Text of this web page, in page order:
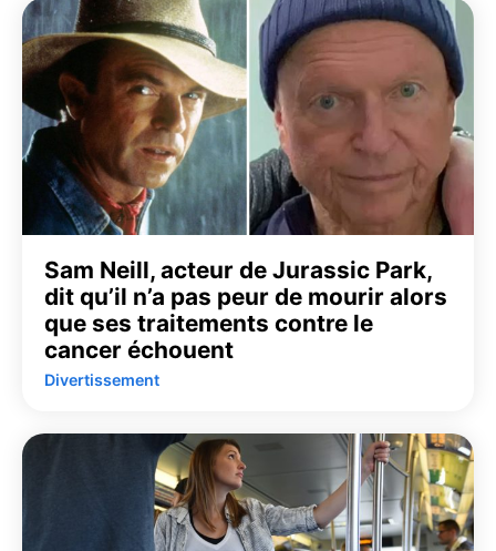
Sam Neill, acteur de Jurassic Park,
dit qu’il n’a pas peur de mourir alors
que ses traitements contre le
cancer échouent
Divertissement